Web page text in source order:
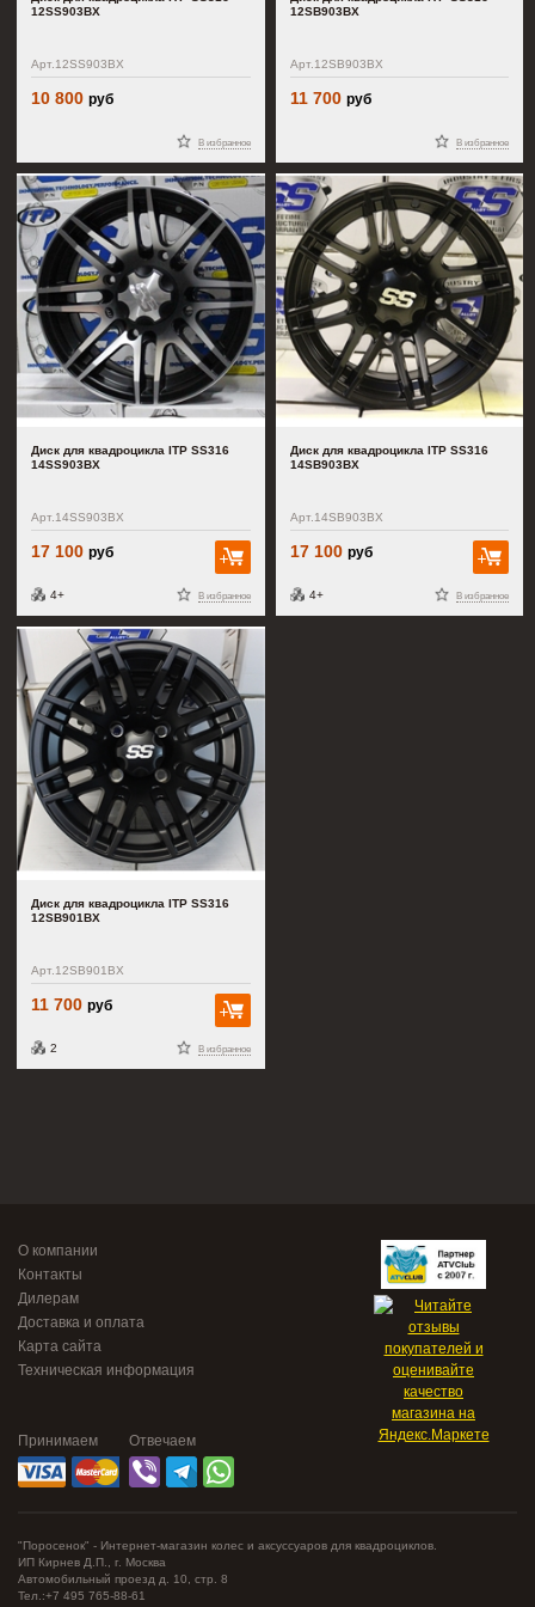
12SS903BX
Арт.12SS903BX
10 800руб
В избранное
12SB903BX
Арт.12SB903BX
11 700 руб
В избранное
Диск для квадроцикла ITP SS316
14SS903BX
Арт.14SS903BX
17 100руб
В избранное
4+
В корзину
Диск для квадроцикла ITP SS316
14SB903BX
Арт.14SB903BX
17 100 руб
В избранное
4+
Диск для квадроцикла ITP SS316
12SB901BX
Арт.12SB901BX
11 700руб
В избранное
2
О компании
Контакты
Дилерам
Доставка и оплата
Карта сайта
Техническая информация
Принимаем Отвечаем
"Поросенок" - Интернет-магазин колес и аксуссуаров для квадроциклов.
ИП Кирнев Д.П., г. Москва
Автомобильный проезд д. 10, стр. 8
Тел.:+7 495 765-88-61